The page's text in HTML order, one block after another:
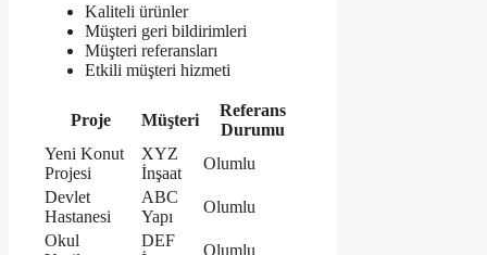
Kaliteli ürünler
Müşteri geri bildirimleri
Müşteri referansları
Etkili müşteri hizmeti
Proje Müşteri
Referans
Durumu
Yeni Konut
Projesi
XYZ
İnşaat
Olumlu
Devlet
Hastanesi
ABC
Yapı
Olumlu
Okul
DEF
Olumlu